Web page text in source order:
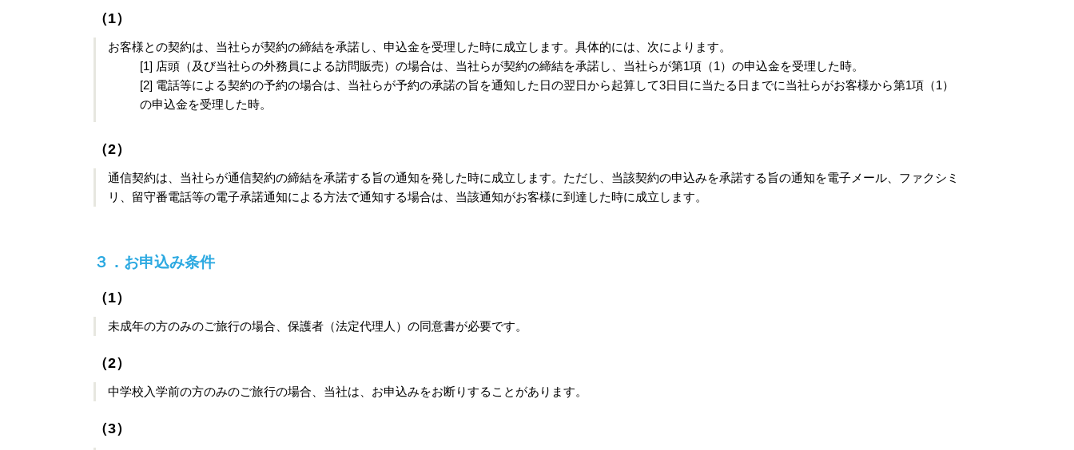
（1）
お客様との契約は、当社らが契約の締結を承諾し、申込金を受理した時に成立します。具体的には、次によります。
[1] 店頭（及び当社らの外務員による訪問販売）の場合は、当社らが契約の締結を承諾し、当社らが第1項（1）の申込金を受理した時。
[2] 電話等による契約の予約の場合は、当社らが予約の承諾の旨を通知した日の翌日から起算して3日目に当たる日までに当社らがお客様から第1項（1）
の申込金を受理した時。
（2）
通信契約は、当社らが通信契約の締結を承諾する旨の通知を発した時に成立します。ただし、当該契約の申込みを承諾する旨の通知を電子メール、ファクシミ
リ、留守番電話等の電子承諾通知による方法で通知する場合は、当該通知がお客様に到達した時に成立します。
３．お申込み条件
（1）
未成年の方のみのご旅行の場合、保護者（法定代理人）の同意書が必要です。
（2）
中学校入学前の方のみのご旅行の場合、当社は、お申込みをお断りすることがあります。
（3）